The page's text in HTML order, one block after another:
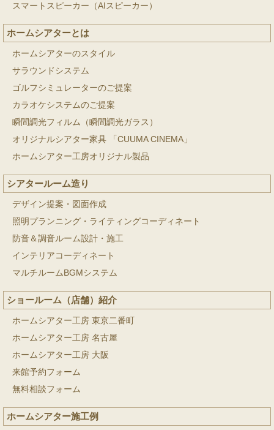
スマートスピーカー（AIスピーカー）
ホームシアターとは
ホームシアターのスタイル
サラウンドシステム
ゴルフシミュレーターのご提案
カラオケシステムのご提案
瞬間調光フィルム（瞬間調光ガラス）
オリジナルシアター家具 「CUUMA CINEMA」
ホームシアター工房オリジナル製品
シアタールーム造り
デザイン提案・図面作成
照明プランニング・ライティングコーディネート
防音＆調音ルーム設計・施工
インテリアコーディネート
マルチルームBGMシステム
ショールーム（店舗）紹介
ホームシアター工房 東京二番町
ホームシアター工房 名古屋
ホームシアター工房 大阪
来館予約フォーム
無料相談フォーム
ホームシアター施工例